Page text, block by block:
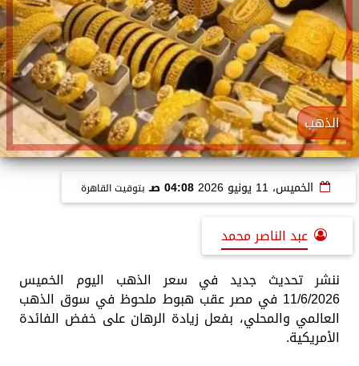
الذهب
الخميس، 11 يونيو 2026 04:08 صـ بتوقيت القاهرة
عبد الناصر محمد
ننشر تحديث جديد في سعر الذهب اليوم الخميس
11/6/2026 في مصر عقب هبوط ملحوظ في سوق الذهب
العالمي والمحلي، بفعل زيادة الرهان على خفض الفائدة
الأمريكية.